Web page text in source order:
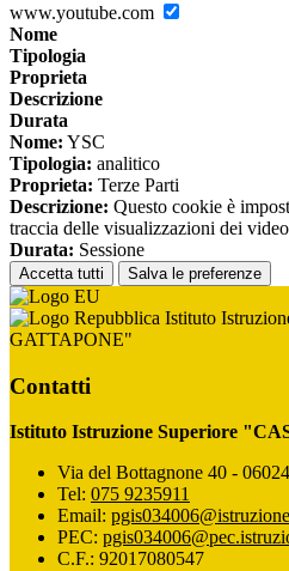
www.youtube.com
Nome
Tipologia
Proprieta
Descrizione
Durata
Nome: YSC
Tipologia: analitico
Proprieta: Terze Parti
Descrizione: Questo cookie è
traccia delle visualizzazioni dei
Durata: Sessione
Accetta tutti Salva le preferenze
Istituto
GATTAPONE"
Contatti
Istituto Istruzione Superiore
Via del Bottagnone 40 -
Tel: 075 9235911
Email:
PEC:
C.F.: 92017080547